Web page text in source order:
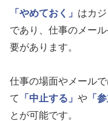
「やめておく」 はカ
であり、仕事のメー
要があります。
仕事の場面やメールで
て
「中止する」 や 「
とが可能です。